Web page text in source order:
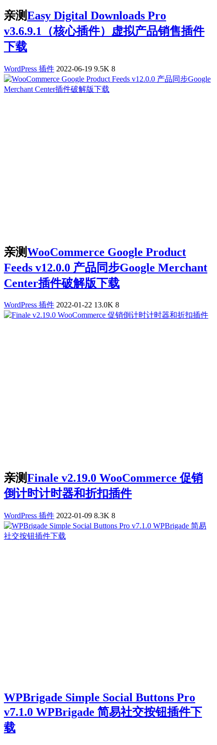
亲测Easy Digital Downloads Pro
v3.6.9.1（核心插件）虚拟产品销售插件
下载
WordPress 插件 2022-06-19 9.5K 8
亲测WooCommerce Google Product
Feeds v12.0.0 产品同步Google Merchant
Center插件破解版下载
WordPress 插件 2022-01-22 13.0K 8
亲测Finale v2.19.0 WooCommerce 促销
倒计时计时器和折扣插件
WordPress 插件 2022-01-09 8.3K 8
WPBrigade Simple Social Buttons Pro
v7.1.0 WPBrigade 简易社交按钮插件下
载